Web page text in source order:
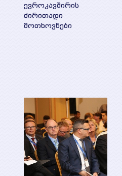
ევროკავშირის
ძირითადი
მოთხოვნები